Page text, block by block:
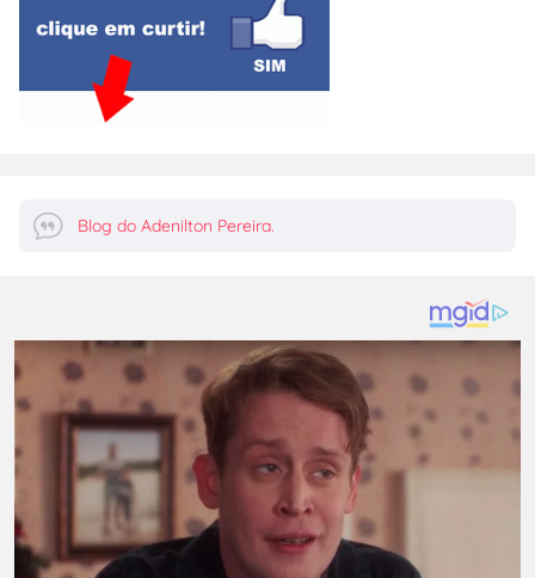
Blog do Adenilton Pereira.